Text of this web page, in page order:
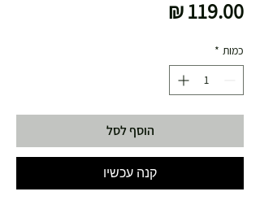
כמות *
הוסף לסל
קנה עכשיו